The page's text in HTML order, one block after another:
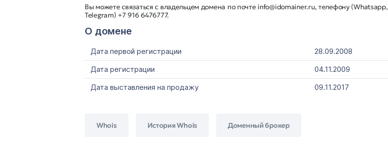
Вы можете связаться с владельцем домена по почте info@idomainer.ru, телефону (Whatsapp,
Telegram) +7 916 6476777.
О домене
Дата первой регистрации
28.09.2008
Дата регистрации
04.11.2009
Дата выставления на продажу
09.11.2017
Whois История Whois Доменный брокер